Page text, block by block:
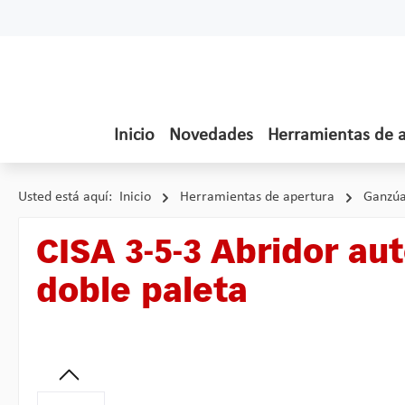
Inicio Novedades Herramientas de
Usted está aquí: Inicio Herramientas de apertura
CISA 3-5-3 Abridor
doble paleta
Omitir galería de imágenes